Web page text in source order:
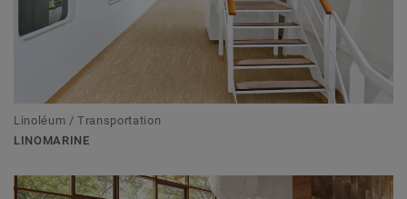
Linoléum / Transportation
LINOMARINE